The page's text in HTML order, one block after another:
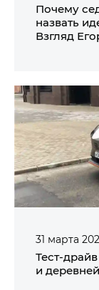
Почему
назвать
Взгляд
31 марта
Тест-
и